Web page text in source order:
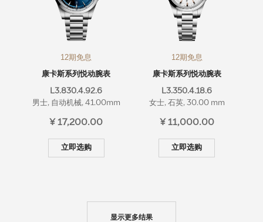
12期免息
康卡斯系列悦动腕表
L3.830.4.92.6
男士, 自动机械, 41.00mm
¥ 17,200.00
立即选购
12期免息
康卡斯系列悦动腕表
L3.350.4.18.6
女士, 石英, 30.00 mm
¥ 11,000.00
立即选购
显示更多结果